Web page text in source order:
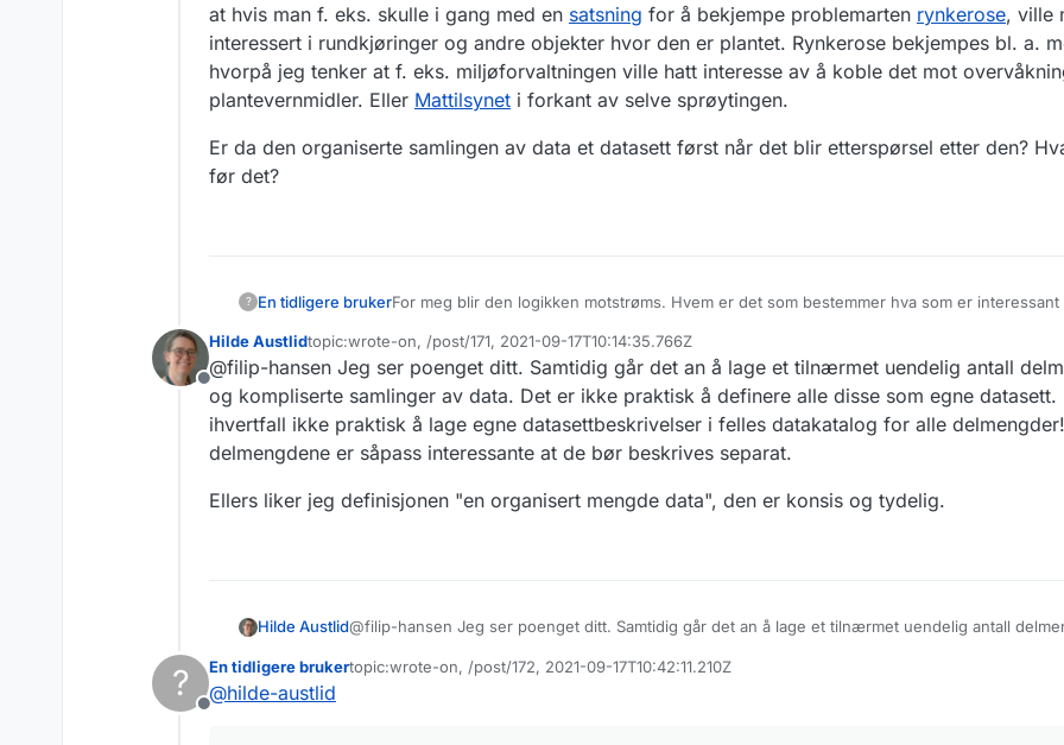
at hvis man f. eks. skulle i gang med en satsning for å bekjempe problemarten rynkerose, ville
interessert i rundkjøringer og andre objekter hvor den er plantet. Rynkerose bekjempes bl. a.
hvorpå jeg tenker at f. eks. miljøforvaltningen ville hatt interesse av å koble det mot
plantevernmidler. Eller Mattilsynet i forkant av selve sprøytingen.
Er da den organiserte samlingen av data et datasett først når det blir etterspørsel etter den?
før det?
? En tidligere brukerFor meg blir den logikken motstrøms. Hvem er det som bestemmer hva som er interessant
utenkelig at hvis man f. eks. skulle i gang med en
vært interessert i rundkjøringer og andre objekter hvor den er plantet. Rynkerose
glyfosat, hvorpå jeg tenker at f. eks. miljøforvaltningen ville hatt interesse av å koble det
bruk av plantevernmidler. Eller
Mattilsynet i forkant av selve sprøytingen.
Er da den organiserte samlingen av data et datasett først når det blir etterspørsel etter
fall før det?
Frakoblet
Hilde Austlidtopic:wrote-on, /post/171, 2021-09-17T10:14:35.766Z
Sist endret av
@filip-hansen Jeg ser poenget ditt. Samtidig går det an å lage et tilnærmet uendelig antall
og kompliserte samlinger av data. Det er ikke praktisk å definere alle disse som egne datasett.
ihvertfall ikke praktisk å lage egne datasettbeskrivelser i felles datakatalog for alle
delmengdene er såpass interessante at de bør beskrives separat.
Ellers liker jeg definisjonen "en organisert mengde data", den er konsis og tydelig.
Hilde Austlid@filip-hansen Jeg ser poenget ditt. Samtidig går det an å lage et tilnærmet uendelig antall
praktisk å lage egne datasettbeskrivelser i felles datakatalog for alle delmengder! Men noen av
Ellers liker jeg definisjonen "en organisert mengde data", den er konsis og tydelig.
?
Frakoblet
En tidligere brukertopic:wrote-on, /post/172, 2021-09-17T10:42:11.210Z
Sist endret av
@hilde-austlid